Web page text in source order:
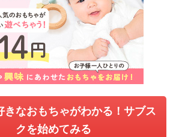
きなおもちゃがわかる！サブス
クを始めてみる